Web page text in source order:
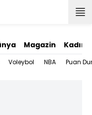
Magazin Kadın
Voleybol NBA Puan